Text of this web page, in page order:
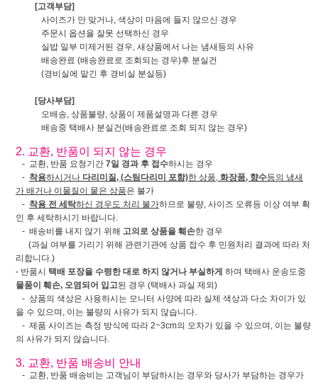
[고객부담]
사이즈가 안 맞거나, 색상이 마음에 들지 않으신 경우
주문시 옵션을 잘못 선택하신 경우
실밥 일부 미제거된 경우, 새상품에서 나는 냄새등의 사유
배송완료 (배송완료로 조회되는 경우)후 분실건
(경비실에 맡긴 후 경비실 분실등)
[당사부담]
오배송, 상품불량, 상품이 제품설명과 다른 경우
배송중 택배사 분실건(배송완료로 조회 되지 않는 경우)
2. 교환, 반품이 되지 않는 경우
- 교환, 반품 요청기간 7일 경과 후 접수하시는 경우
- 착용하시거나 다리미질, (스팀다리미 포함)한 상품, 화장품, 향수등의 냄새
가 배거나 이물질이 뭍은 상품은 불가
- 착용 전 세탁하신 경우도 처리 불가하므로 불량, 사이즈 오류등 이상 여부 확
인 후 세탁하시기 바랍니다.
- 배송비를 내지 않기 위해 고의로 상품을 훼손한 경우
(과실 여부를 가리기 위해 관련기관에 상품 접수 후 민원처리 결과에 따라 처
리합니다.)
- 반품시 택배 포장을 수령한 대로 하지 않거나 부실하게 하여 택배사 운송도중
물품이 훼손, 오염되어 입고된 경우 (택배사 과실 제외)
- 상품의 색상은 사용하시는 모니터 사양에 따라 실제 색상과 다소 차이가 있
을 수 있으며, 이는 불량의 사유가 되지 않습니다.
- 제품 사이즈는 측정 방식에 따라 2~3cm의 오차가 있을 수 있으며, 이는 불량
의 사유가 되지 않습니다.
3. 교환, 반품 배송비 안내
- 교환, 반품 배송비는 고객님이 부담하시는 경우와 당사가 부담하는 경우가